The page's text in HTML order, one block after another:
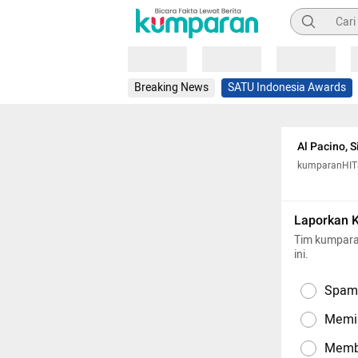
Pencarian
Breaking News SATU Indonesia Awards
Al Pacino,
Laporkan
Tim
ini.